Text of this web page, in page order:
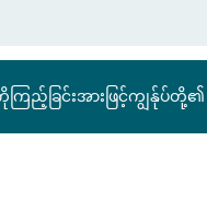
ကြည့်ခြင်းအားဖြင့်ကျွန်ုပ်တို့၏